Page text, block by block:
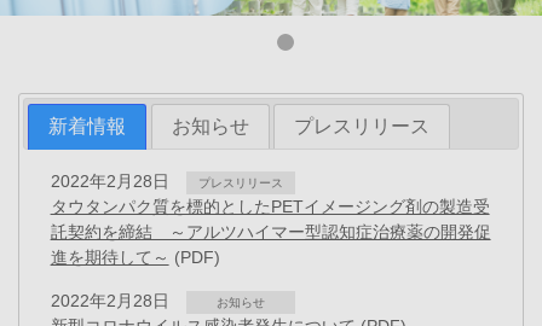
新着情報 お知らせ プレスリリース
2022年2月28日 プレスリリース
タウタンパク質を標的としたPETイメージング剤の製造受
託契約を締結 ～アルツハイマー型認知症治療薬の開発促
進を期待して～ (PDF)
2022年2月28日 お知らせ